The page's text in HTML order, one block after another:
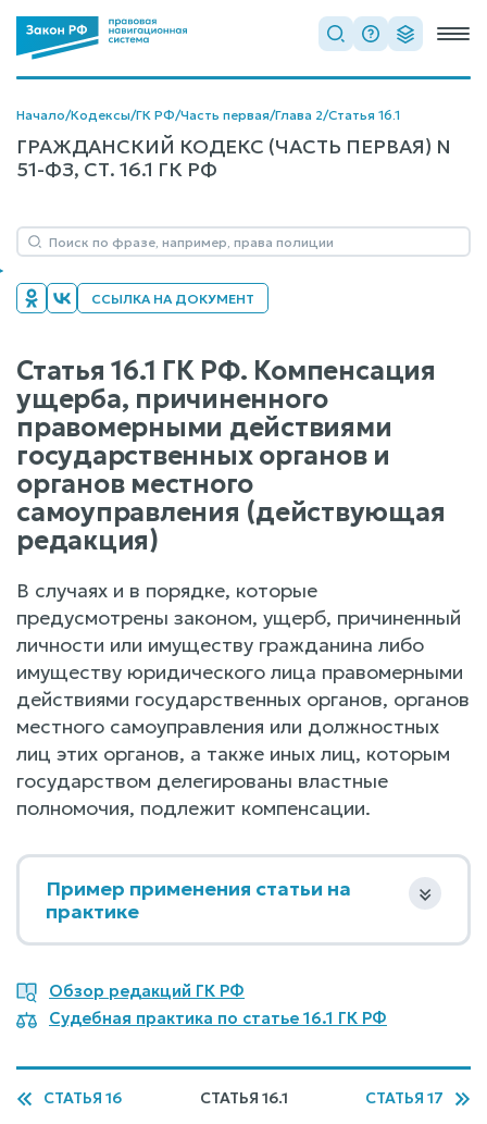
Начало/Кодексы/ГК РФ/Часть первая/Глава 2/Статья 16.1
ГРАЖДАНСКИЙ КОДЕКС (ЧАСТЬ ПЕРВАЯ) N
51-ФЗ, СТ. 16.1 ГК РФ
ССЫЛКА НА ДОКУМЕНТ
Статья 16.1 ГК РФ. Компенсация
ущерба, причиненного
правомерными действиями
государственных органов и
органов местного
самоуправления (действующая
редакция)
В случаях и в порядке, которые
предусмотрены законом, ущерб, причиненный
личности или имуществу гражданина либо
имуществу юридического лица правомерными
действиями государственных органов, органов
местного самоуправления или должностных
лиц этих органов, а также иных лиц, которым
государством делегированы властные
полномочия, подлежит компенсации.
Пример применения статьи на
практике
Обзор редакций ГК РФ
Судебная практика по статье 16.1 ГК РФ
СТАТЬЯ 16 СТАТЬЯ 16.1 СТАТЬЯ 17